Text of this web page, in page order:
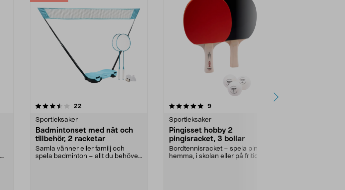
22
Sportleksaker
Badmintonset med nät och
tillbehör, 2 racketar
Samla vänner eller familj och
spela badminton – allt du behöver
5.0 av 5 stjärnor 9recensioner
Sportleksaker
Pingisset hobby 2
pingisracket, 3 bollar
Bordtennisracket – spela pingis
hemma, i skolan eller på fritiden.
4.5 av 5 stjärnor